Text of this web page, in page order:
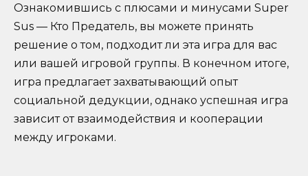
Ознакомившись с плюсами и минусами Super
Sus — Кто Предатель, вы можете принять
решение о том, подходит ли эта игра для вас
или вашей игровой группы. В конечном итоге,
игра предлагает захватывающий опыт
социальной дедукции, однако успешная игра
зависит от взаимодействия и кооперации
между игроками.